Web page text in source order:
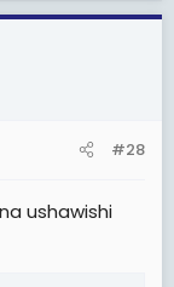
#28
ushawishi